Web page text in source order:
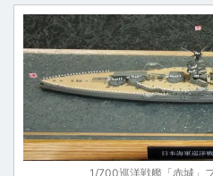
1/700巡洋戦艦「赤城」